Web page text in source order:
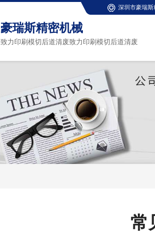
豪瑞斯精密机械
致力印刷模切后道清废致力印刷模切后道清废
深圳市豪瑞
常